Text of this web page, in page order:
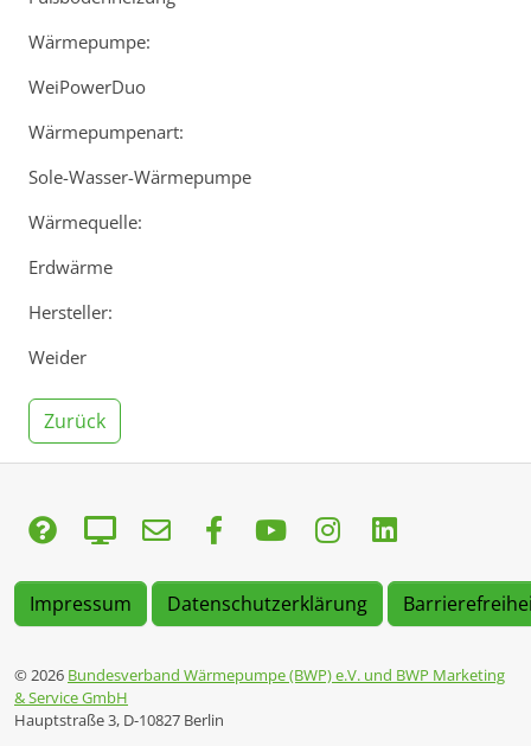
Wärmepumpe:
WeiPowerDuo
Wärmepumpenart:
Sole-Wasser-Wärmepumpe
Wärmequelle:
Erdwärme
Hersteller:
Weider
Zurück
Impressum Datenschutzerklärung
© 2026 Bundesverband Wärmepumpe (BWP) e.V. und BWP Marketing
& Service GmbH
Hauptstraße 3, D-10827 Berlin